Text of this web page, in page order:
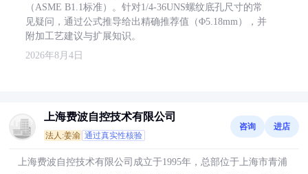
（ASME B1.1标准）。针对1/4-36UNS螺纹底孔尺寸的常
见疑问，通过公式推导给出精确推荐值（Φ5.18mm），并
附加工艺建议与扩展知识。
2026年8月4日
上海费波自控技术有限公司
法人:姜渝 通过真实性核验
咨询 进店
上海费波自控技术有限公司成立于1995年，总部位于上海市青浦